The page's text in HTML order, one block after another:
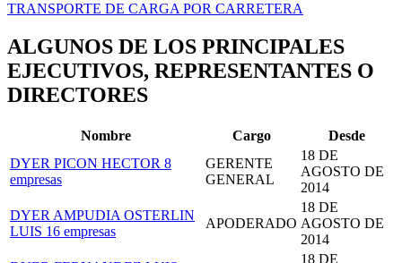
TRANSPORTE DE CARGA POR CARRETERA
ALGUNOS DE LOS PRINCIPALES
EJECUTIVOS, REPRESENTANTES O
DIRECTORES
Nombre Cargo
Desde
DYER PICON HECTOR 8
empresas
GERENTE
GENERAL
18 DE
AGOSTO DE
2014
DYER AMPUDIA OSTERLIN
LUIS 16 empresas
APODERADO
18 DE
AGOSTO DE
2014
18 DE